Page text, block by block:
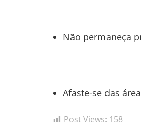
Não permaneça
Afaste-se das
Post Views: 158